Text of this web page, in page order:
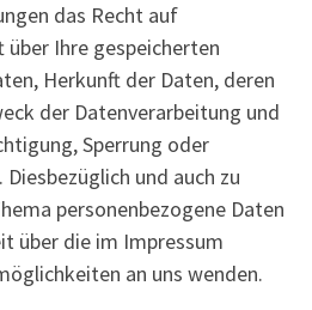
das Recht auf
Ihre gespeicherten
Herkunft der Daten, deren
der Datenverarbeitung und
Sperrung oder
und auch zu
personenbezogene Daten
über die im Impressum
an uns wenden.